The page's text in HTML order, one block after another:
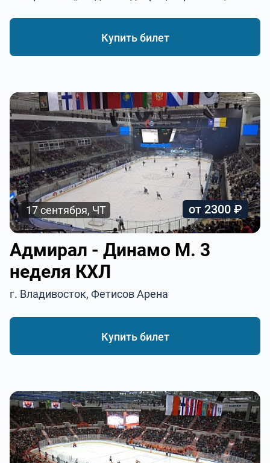
Купить билет
17 сентября, ЧТ от 2300 ₽
Адмирал - Динамо М. 3
неделя КХЛ
г. Владивосток, Фетисов Арена
Купить билет